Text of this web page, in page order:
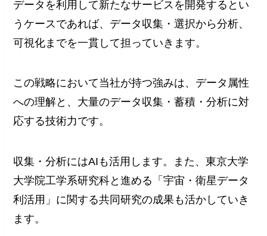
データを利用して新たなサービスを開発するとい
うケースであれば、データ収集・選択から分析、
可視化までを一貫して担っていきます。
この戦略において当社が持つ強みは、データ属性
への理解と、大量のデータ収集・蓄積・分析に対
応する技術力です。
収集・分析にはAIも活用します。また、東京大学
大学院工学系研究科と進める「宇宙・衛星データ
利活用」に関する共同研究の成果も活かしていき
ます。